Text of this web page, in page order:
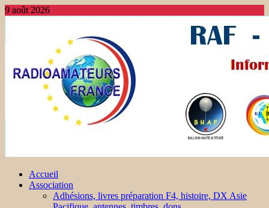
9 août 2026
Accueil
Association
Adhésions, livres préparation F4, histoire, DX Asie